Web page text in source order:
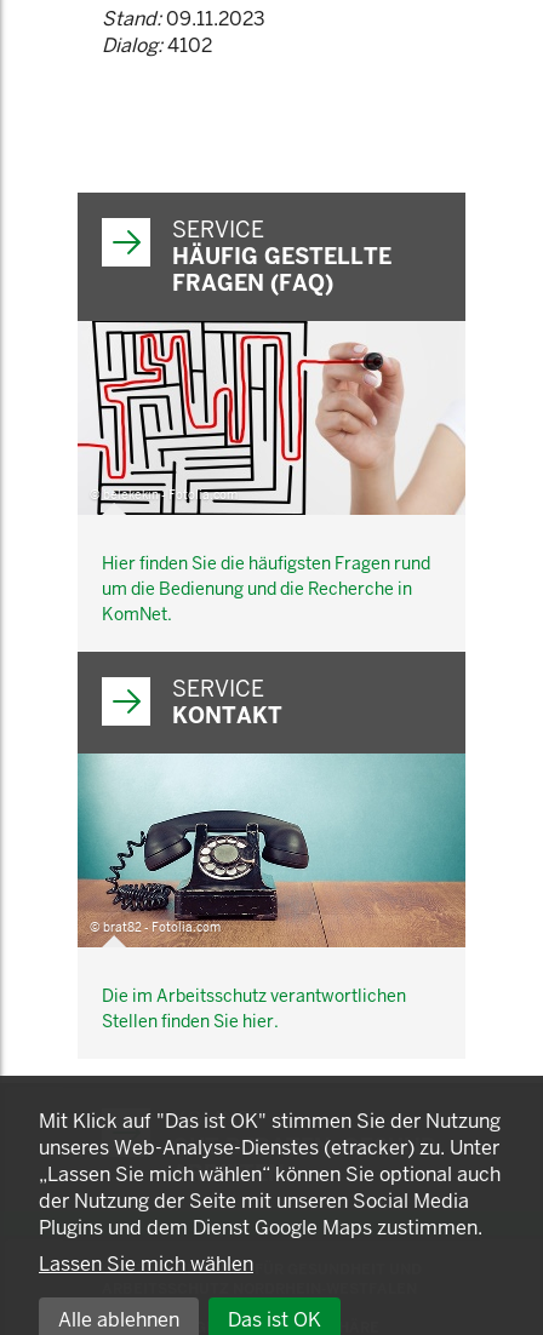
Stand:09.11.2023
Dialog:4102
SERVICE
HÄUFIG GESTELLTE
FRAGEN (FAQ)
© belekekin - Fotolia.com
Hier finden Sie die häufigsten Fragen rund
um die Bedienung und die Recherche in
KomNet.
SERVICE
KONTAKT
© brat82 - Fotolia.com
Die im Arbeitsschutz verantwortlichen
Stellen finden Sie hier.
KOMNET
GUT BERATEN. GESUND
ARBEITEN.
© 2025 LANDESAMT FÜR GESUNDHEIT UND
EINSTELLUNGEN ZUR PRIVATSPHÄRE
Mit Klick auf "Das ist OK" stimmen Sie der Nutzung
unseres Web-Analyse-Dienstes (etracker) zu. Unter
„Lassen Sie mich wählen“ können Sie optional auch
der Nutzung der Seite mit unseren Social Media
Plugins und dem Dienst Google Maps zustimmen.
Lassen Sie mich wählen
Alle ablehnen Das ist OK